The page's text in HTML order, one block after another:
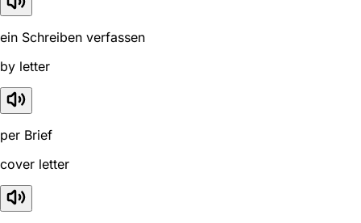
ein Schreiben verfassen
by letter
per Brief
cover letter